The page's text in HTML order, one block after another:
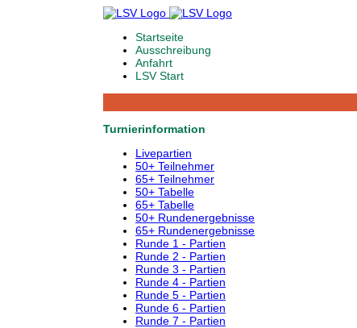
Startseite
Ausschreibung
Anfahrt
LSV Start
Turnierinformation
Livepartien
50+ Teilnehmer
65+ Teilnehmer
50+ Tabelle
65+ Tabelle
50+ Rundenergebnisse
65+ Rundenergebnisse
Runde 1 - Partien
Runde 2 - Partien
Runde 3 - Partien
Runde 4 - Partien
Runde 5 - Partien
Runde 6 - Partien
Runde 7 - Partien